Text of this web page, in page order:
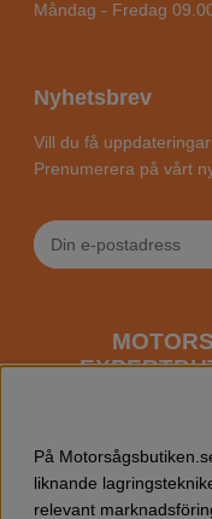
Måndag - Fredag
Nyhetsbrev
Vill du få
Prenumerera på vårt
fokus mot
motorsågar. Vi
På
liknande
relevant